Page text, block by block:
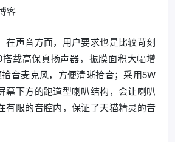
在声音方面，用户要求也是比较苛刻
载高保真扬声器，振膜面积大幅增
音麦克风，方便清晰拾音；采用5W
幕下方的跑道型喇叭结构，会让喇叭
有限的音腔内，保证了天猫精灵的音